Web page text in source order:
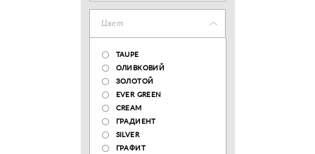
Цвет
TAUPE
ОЛИВКОВИЙ
ЗОЛОТОЙ
EVER GREEN
CREAM
ГРАДИЕНТ
SILVER
ГРАФИТ